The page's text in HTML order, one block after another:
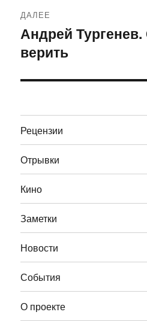
ДАЛЕЕ
Следующая
запись:
Андрей Тургенев.
верить
Рецензии
Отрывки
Кино
Заметки
Новости
События
О проекте